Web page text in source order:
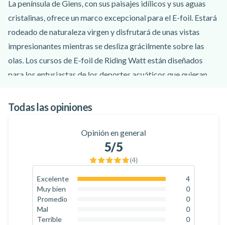
La península de Giens, con sus paisajes idílicos y sus aguas
cristalinas, ofrece un marco excepcional para el E-foil. Estará
rodeado de naturaleza virgen y disfrutará de unas vistas
impresionantes mientras se desliza grácilmente sobre las
olas. Los cursos de E-foil de Riding Watt están diseñados
para los entusiastas de los deportes acuáticos que quieran
familia, entre amigos o solo, esta actividad única en la
de sus vacaciones en Hyères.
Con el equipo de instructores cualificados y apasionados de
Riding Watt, le guiarán paso a paso en el aprendizaje de esta
hidroala eléctrica, es una máquina innovadora que combina
una tabla de surf y un foil propulsado por un motor eléctrico
silencioso. Una vez que domines el equilibrio sobre la tabla,
Todas las opiniones
Opinión en general
5/5
(4)
Excelente
4
Muy bien
0
Promedio
0
Mal
0
Terrible
0